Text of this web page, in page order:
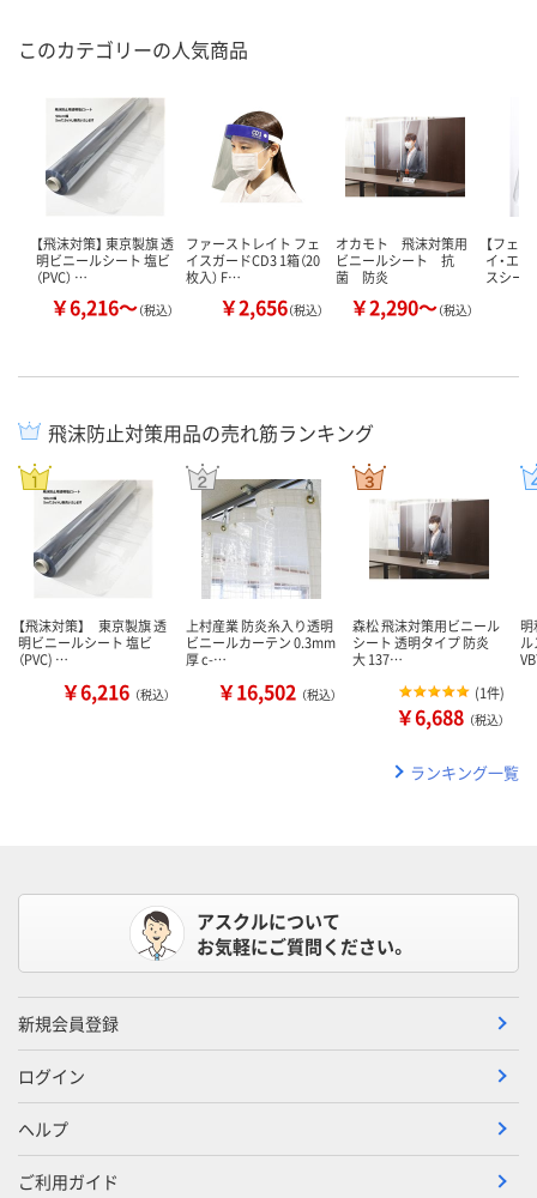
このカテゴリーの人気商品
【飛沫対策】 東京製旗 透
明ビニールシート 塩ビ
（PVC） …
￥6,216～（税込）
ファーストレイト フェ
イスガードCD3 1箱（20
枚入） F…
￥2,656（税込）
オカモト 飛沫対策用
ビニールシート 抗
菌 防炎
￥2,290～（税込）
【フェ
イ・エ
スシー
飛沫防止対策用品の売れ筋ランキング
【飛沫対策】 東京製旗 透
明ビニールシート 塩ビ
（PVC) …
￥6,216 （税込）
上村産業 防炎糸入り透明
ビニールカーテン 0.3mm
厚 c-…
￥16,502 （税込）
森松 飛沫対策用ビニール
シート 透明タイプ 防炎
大 137…
(1件)
￥6,688 （税込）
ランキング一覧
アスクルについて
お気軽にご質問ください。
新規会員登録
ログイン
ヘルプ
ご利用ガイド